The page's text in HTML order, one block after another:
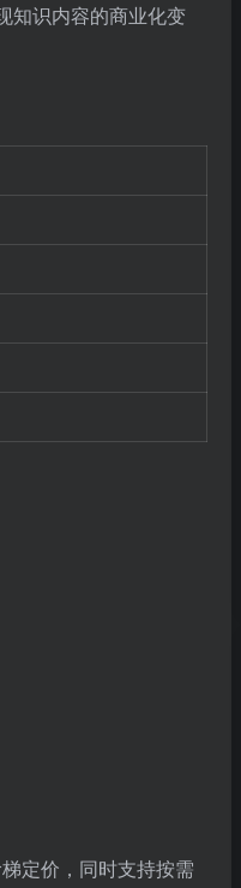
知识内容的商业化变
定价，同时支持按需